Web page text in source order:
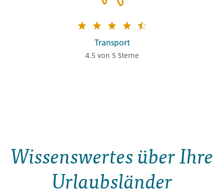
Transport
4.5 von 5 Sterne
Wissenswertes über Ihre
Urlaubsländer